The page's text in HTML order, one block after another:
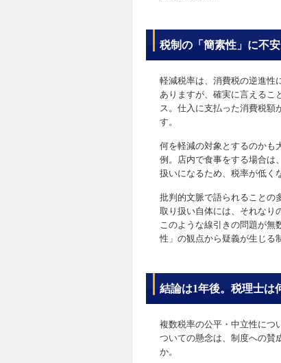
税制の「簡素性」に不安
軽減税率は、消費税の逆進性
ありますが、確実に言えるこ
ス。仕入に支払った消費税額
す。
何を軽減の対象とするのかも
例。店内で食事をする場合は
扱いになるため、税率が低く
批判的文脈で語られることの
取り扱い自体には、それなり
このような線引きの問題が無
性」の観点から疑義が生じる
結論は1年後。税理士は
複数税率の公平・中立性につ
ついての懸念は、制度への賛
か。